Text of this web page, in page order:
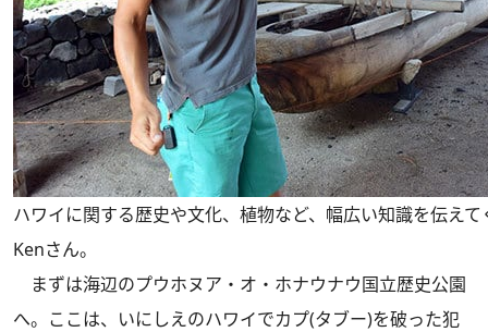
ハワイに関する歴史や文化、植物など、幅広い知識を伝え
Kenさん。
まずは海辺のプウホヌア・オ・ホナウナウ国立歴史公園
へ。ここは、いにしえのハワイでカプ(タブー)を破った犯